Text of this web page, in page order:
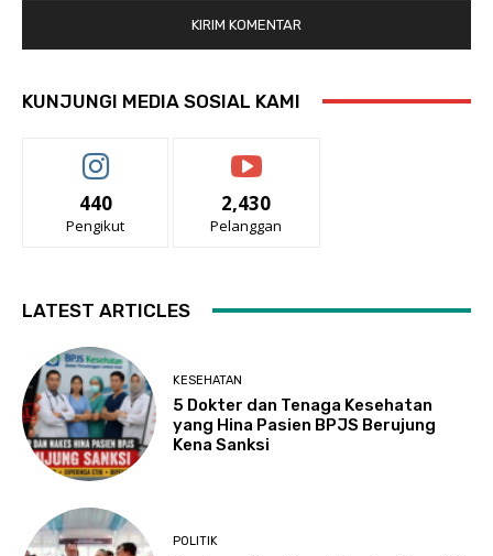
KUNJUNGI MEDIA SOSIAL KAMI
440
Pengikut
2,430
Pelanggan
LATEST ARTICLES
KESEHATAN
5 Dokter dan Tenaga Kesehatan
yang Hina Pasien BPJS Berujung
Kena Sanksi
POLITIK